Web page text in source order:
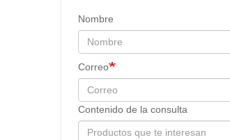
Nombre
Correo
Contenido de la consulta